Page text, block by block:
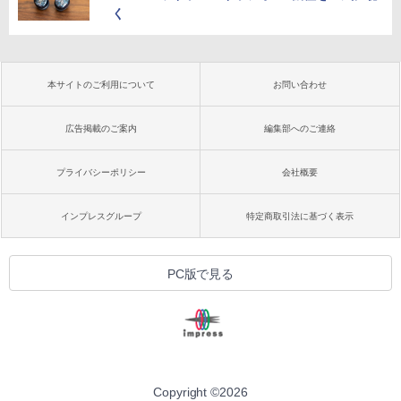
く
本サイトのご利用について お問い合わせ
広告掲載のご案内 編集部へのご連絡
プライバシーポリシー 会社概要
インプレスグループ 特定商取引法に基づく表示
PC版で見る
Copyright ©2026